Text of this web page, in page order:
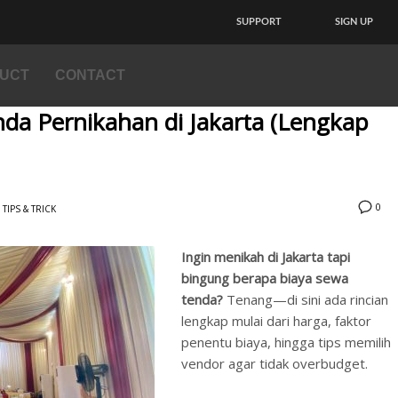
not a part of contracts, the changes can be occurred at any time.
SUPPORT SIGN UP
CONTACT
Pernikahan di Jakarta (Lengkap
0
TIPS & TRICK
Ingin menikah di Jakarta tapi
bingung berapa biaya sewa
tenda? Tenang—di sini ada rincian
lengkap mulai dari harga, faktor
penentu biaya, hingga tips memilih
vendor agar tidak overbudget.